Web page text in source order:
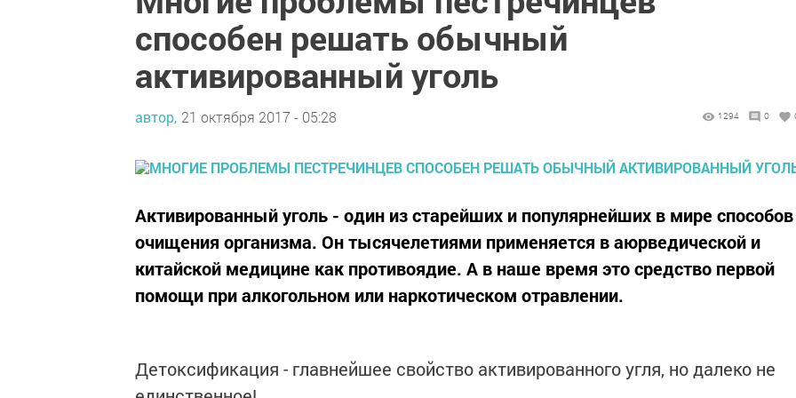
способен решать обычный
активированный уголь
автор, 21 октября 2017 - 05:28 1294 0
Активированный уголь - один из старейших и популярнейших в мире способов
очищения организма. Он тысячелетиями применяется в аюрведической и
китайской медицине как противоядие. А в наше время это средство первой
помощи при алкогольном или наркотическом отравлении.
Детоксификация - главнейшее свойство активированного угля, но далеко не